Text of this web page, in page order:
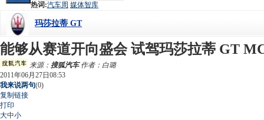
热词:汽车周 媒体智库
玛莎拉蒂 GT
能够从赛道开向盛会 试驾玛莎拉蒂 GT
来源： 搜狐汽车作者：白璐
2011年06月27日08:53
我来说两句(0)
复制链接
打印
大中小